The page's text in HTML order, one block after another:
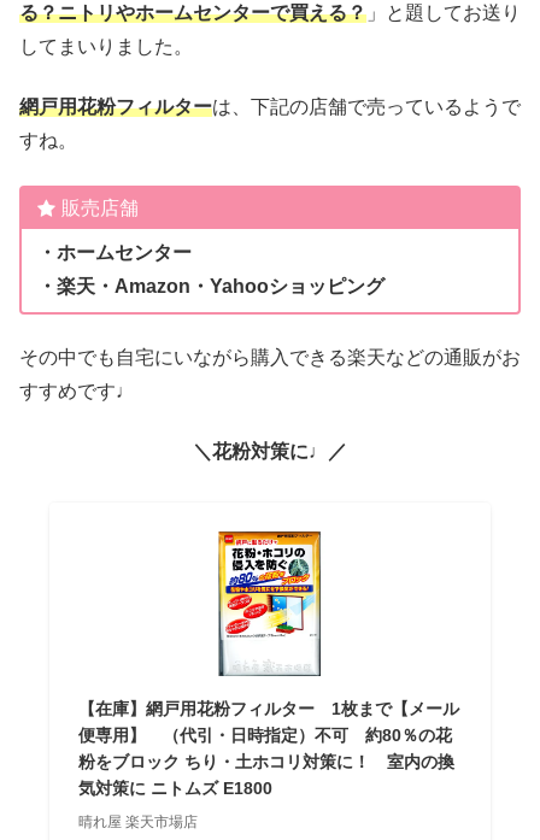
る？ニトリやホームセンターで買える？ 」と題してお送り
してまいりました。
網戸用花粉フィルターは、下記の店舗で売っているようで
すね。
販売店舗
・ホームセンター
・楽天・Amazon・Yahooショッピング
その中でも自宅にいながら購入できる楽天などの通販がお
すすめです♩
＼花粉対策に♩／
【在庫】網戸用花粉フィルター 1枚まで【メール
便専用】 （代引・日時指定）不可 約80％の花
粉をブロック ちり・土ホコリ対策に！ 室内の換
気対策に ニトムズ E1800
晴れ屋 楽天市場店